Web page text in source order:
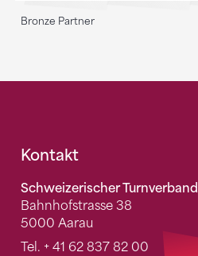
Bronze Partner
Fusszeile
Kontakt
Schweizerischer Turnverband
Bahnhofstrasse 38
5000 Aarau
Tel. + 41 62 837 82 00